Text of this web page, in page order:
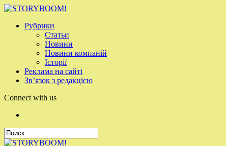
Рубрики
Статьи
Новини
Новини компаній
Історії
Реклама на сайті
Зв’язок з редакцією
Connect with us